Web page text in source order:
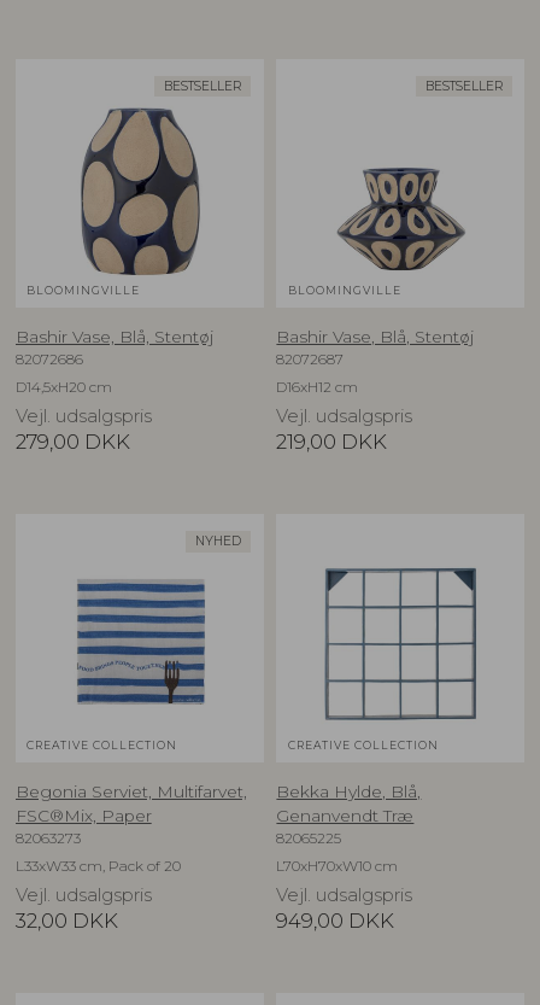
BESTSELLER
BLOOMINGVILLE
Bashir Vase, Blå, Stentøj
82072686
D14,5xH20 cm
Vejl. udsalgspris
279,00 DKK
BESTSELLER
BLOOMINGVILLE
Bashir Vase, Blå, Stentøj
82072687
D16xH12 cm
Vejl. udsalgspris
219,00 DKK
NYHED
CREATIVE COLLECTION
Begonia Serviet, Multifarvet,
FSC®Mix, Paper
82063273
L33xW33 cm, Pack of 20
Vejl. udsalgspris
32,00 DKK
CREATIVE COLLECTION
Bekka Hylde, Blå,
Genanvendt Træ
82065225
L70xH70xW10 cm
Vejl. udsalgspris
949,00 DKK